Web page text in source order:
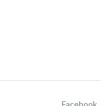
Facebook